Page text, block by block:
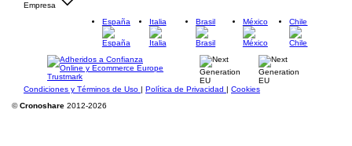
Empresa
España
Italia Brasil México Chile
Condiciones y Términos de Uso | Política de Privacidad | Cookies
©Cronoshare 2012-2026